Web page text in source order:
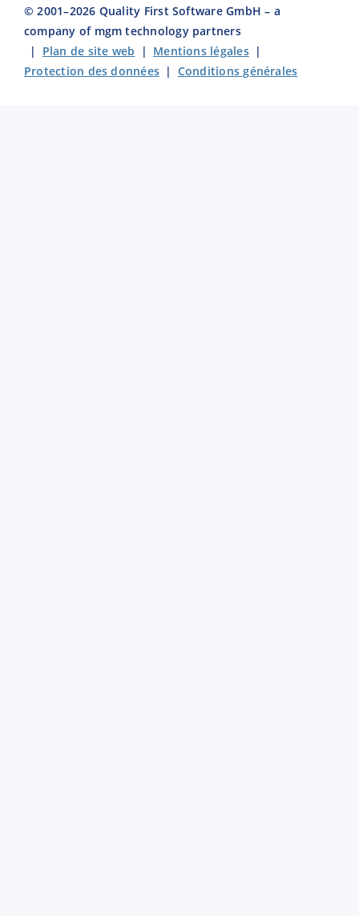
© 2001–2026 Quality First Software GmbH – a
company of mgm technology partners
| Plan de site web | Mentions légales|
Protection des données | Conditions générales